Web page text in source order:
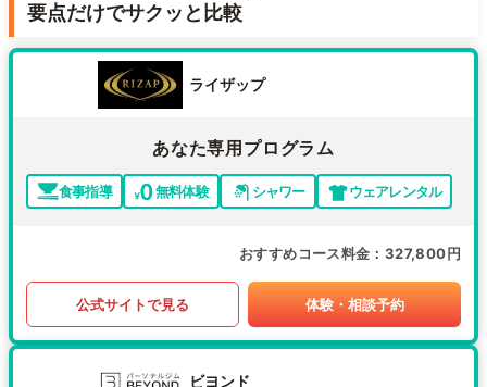
要点だけでサクッと比較
ライザップ
あなた専用プログラム
食事指導 無料体験 シャワー ウェアレンタル
おすすめコース料金 327,800円
公式サイトで見る 体験・相談予約
ビヨンド